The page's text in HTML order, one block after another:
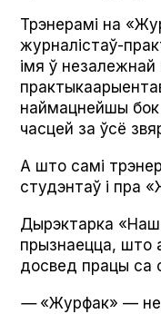
Трэнерамі на
журналістаў-
імя ў
наймацнейшы бок
часцей за ўсё
А што самі
студэнтаў і пра
Дырэктарка
прызнаецца, што
досвед працы са
— «Журфак» — не